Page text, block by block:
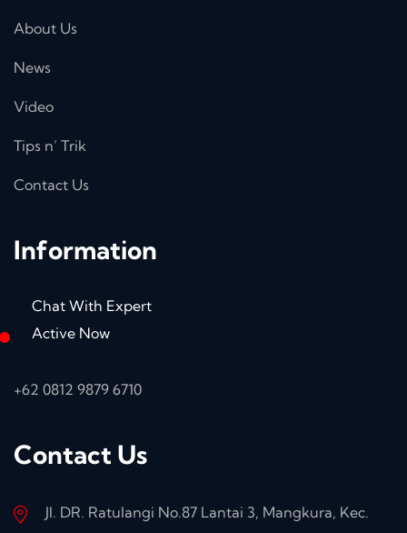
About Us
News
Video
Tips n’ Trik
Contact Us
Information
Chat With Expert
Active Now
+62 0812 9879 6710
Contact Us
Jl. DR. Ratulangi No.87 Lantai 3, Mangkura, Kec.